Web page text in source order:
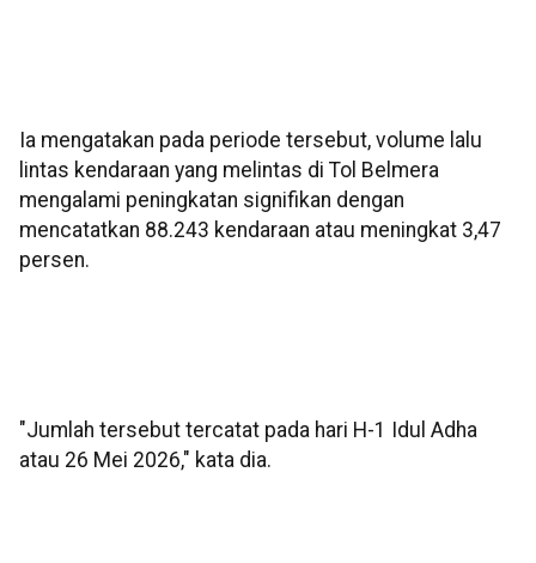
Ia mengatakan pada periode tersebut, volume lalu
lintas kendaraan yang melintas di Tol Belmera
mengalami peningkatan signifikan dengan
mencatatkan 88.243 kendaraan atau meningkat 3,47
persen.
"Jumlah tersebut tercatat pada hari H-1 Idul Adha
atau 26 Mei 2026," kata dia.